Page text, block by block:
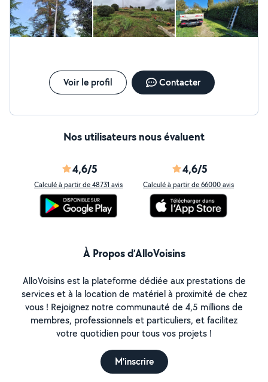
Voir le profil Contacter
Nos utilisateurs nous évaluent
4,6/5
Calculé à partir de 48731 avis
4,6/5
Calculé à partir de 66000 avis
À Propos d’AlloVoisins
AlloVoisins est la plateforme dédiée aux prestations de
services et à la location de matériel à proximité de chez
vous ! Rejoignez notre communauté de 4,5 millions de
membres, professionnels et particuliers, et facilitez
votre quotidien pour tous vos projets !
M'inscrire